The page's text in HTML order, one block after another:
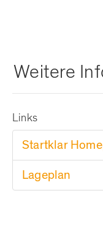
Weitere
Links
Startklar
Lageplan